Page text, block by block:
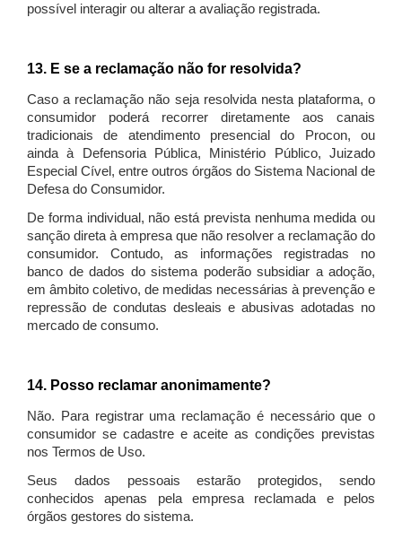
possível interagir ou alterar a avaliação registrada.
13. E se a reclamação não for resolvida?
Caso a reclamação não seja resolvida nesta plataforma, o
consumidor poderá recorrer diretamente aos canais
tradicionais de atendimento presencial do Procon, ou
ainda à Defensoria Pública, Ministério Público, Juizado
Especial Cível, entre outros órgãos do Sistema Nacional de
Defesa do Consumidor.
De forma individual, não está prevista nenhuma medida ou
sanção direta à empresa que não resolver a reclamação do
consumidor. Contudo, as informações registradas no
banco de dados do sistema poderão subsidiar a adoção,
em âmbito coletivo, de medidas necessárias à prevenção e
repressão de condutas desleais e abusivas adotadas no
mercado de consumo.
14. Posso reclamar anonimamente?
Não. Para registrar uma reclamação é necessário que o
consumidor se cadastre e aceite as condições previstas
nos Termos de Uso.
Seus dados pessoais estarão protegidos, sendo
conhecidos apenas pela empresa reclamada e pelos
órgãos gestores do sistema.